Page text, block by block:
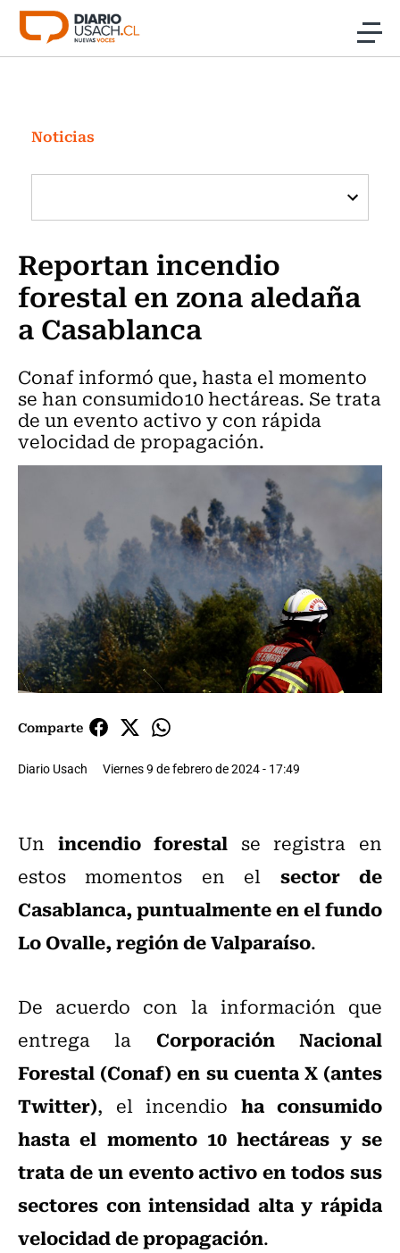
Click acá para ir directamente al contenido
Investigación
Cultura
Programas Radio y TV Usach
Noticias
Reportan incendio
forestal en zona aledaña
a Casablanca
Conaf informó que, hasta el momento
se han consumido10 hectáreas. Se trata
de un evento activo y con rápida
velocidad de propagación.
Comparte
Diario Usach Viernes 9 de febrero de 2024 - 17:49
Un incendio forestal se registra en
estos momentos en el sector de
Casablanca, puntualmente en el fundo
Lo Ovalle, región de Valparaíso.
De acuerdo con la información que
entrega la Corporación Nacional
Forestal (Conaf) en su cuenta X (antes
Twitter), el incendio ha consumido
hasta el momento 10 hectáreas y se
trata de un evento activo en todos sus
sectores con intensidad alta y rápida
velocidad de propagación.